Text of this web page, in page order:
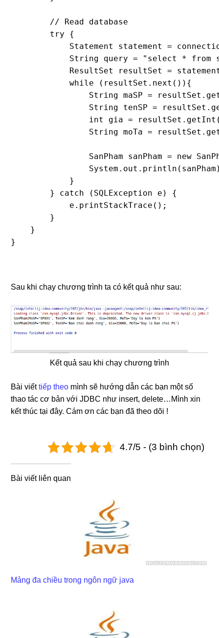
        // Read database
        try {
Statement statement =
String query = "select * from
ResultSet resultSet =
            while (resultSet.next()){
String maSP =
String tenSP =
int gia =
String moTa =
SanPham sanPham = new
            }
        } catch (SQLException e) {
            e.printStackTrace();
        }
    }
Sau khi chạy chương trình ta có kết quả như sau:
Kết quả sau khi chạy chương trình
Bài viếttiếp theo mình sẽ hướng dẫn các bạn một số
thao tác cơ bản với JDBC như insert, delete…Mình xin
kết thúc tại đây. Cám ơn các bạn đã theo dõi !
4.7/5 - (3 bình chọn)
Bài viết liên quan
Mảng đa chiều trong ngôn ngữ java